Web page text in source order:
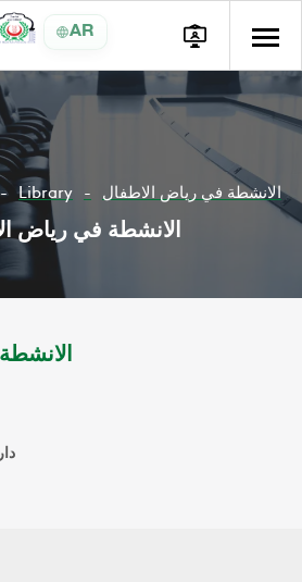
AR
Library الانشطة في رياض الاطفال
الانشطة في رياض